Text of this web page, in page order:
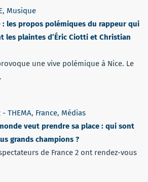
, Musique
: les propos polémiques du rappeur qui
les plaintes d’Éric Ciotti et Christian
une vive polémique à Nice. Le
- THEMA, France, Médias
veut prendre sa place : qui sont
grands champions ?
de France 2 ont rendez-vous